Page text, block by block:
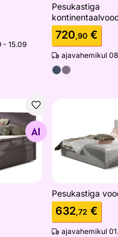
- 15.09
Pesukastiga
720,90 €
ajavahemikul
Pesukastiga
Pesukastiga
632,72 €
ajavahemikul